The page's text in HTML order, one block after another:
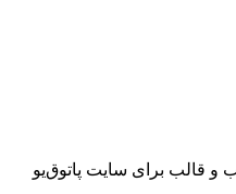
و قالب برای سایت پاتوق‌یو